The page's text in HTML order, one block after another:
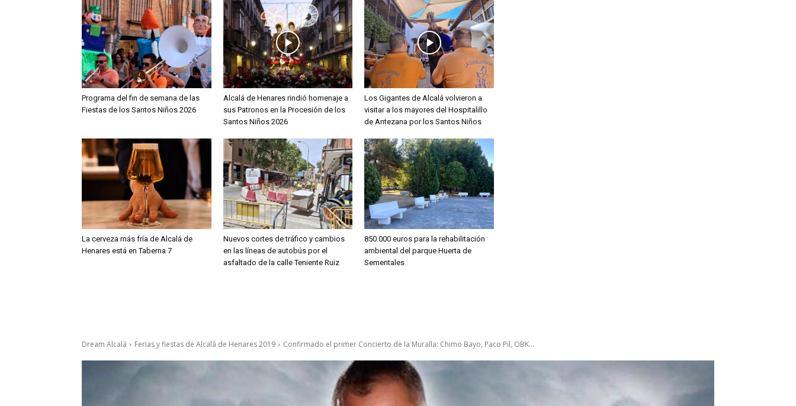
Programa del fin de semana de las
Fiestas de los Santos Niños 2026
Alcalá de Henares rindió homenaje a
sus Patronos en la Procesión de los
Santos Niños 2026
Los Gigantes de Alcalá volvieron a
visitar a los mayores del Hospitalillo
de Antezana por los Santos Niños
La cerveza más fría de Alcalá de
Henares está en Taberna 7
Nuevos cortes de tráfico y cambios
en las líneas de autobús por el
asfaltado de la calle Teniente Ruiz
850.000 euros para la rehabilitación
ambiental del parque Huerta de
Sementales